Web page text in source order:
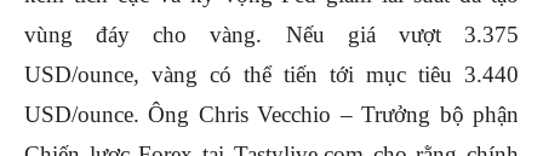
vùng đáy cho vàng. Nếu giá vượt 3.375
USD/ounce, vàng có thể tiến tới mục tiêu 3.440
USD/ounce. Ông Chris Vecchio – Trưởng bộ phận